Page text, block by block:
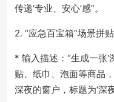
传递‘专业、安心’感”。
2. “应急百宝箱”场景拼贴
* 输入描述：“生成一张
贴、纸巾、泡面等商品
深夜的窗户，标题为‘深